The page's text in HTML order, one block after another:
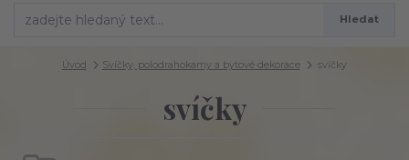
Hledat
Úvod Svíčky, polodrahokamy a bytové dekorace svíčky
svíčky